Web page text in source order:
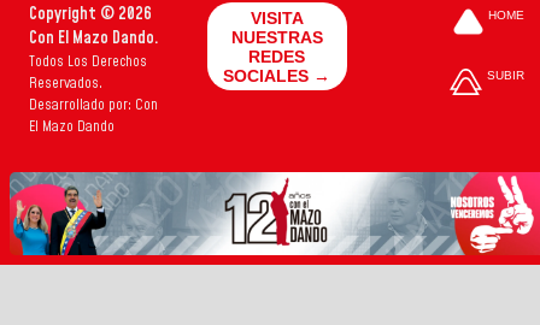
cómplices
sacudírsela
Copyright © 2026
Con El Mazo Dando.
Todos Los Derechos
Reservados.
Desarrollado por: Con
El Mazo Dando
VISITA
NUESTRAS
REDES
SOCIALES →
HOME
SUBIR